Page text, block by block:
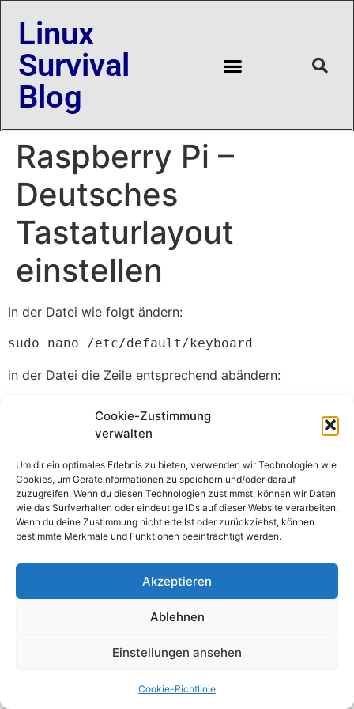
Cookie-Zustimmung
verwalten
Um dir ein optimales Erlebnis zu bieten, verwenden wir Technologien wie
Cookies, um Geräteinformationen zu speichern und/oder darauf
zuzugreifen. Wenn du diesen Technologien zustimmst, können wir Daten
wie das Surfverhalten oder eindeutige IDs auf dieser Website verarbeiten.
Wenn du deine Zustimmung nicht erteilst oder zurückziehst, können
bestimmte Merkmale und Funktionen beeinträchtigt werden.
Akzeptieren
Ablehnen
Einstellungen ansehen
Cookie-Richtlinie
Linux
Survival
Blog
Raspberry Pi –
Deutsches
Tastaturlayout
einstellen
In der Datei wie folgt ändern:
sudo nano /etc/default/keyboard
in der Datei die Zeile entsprechend abändern:
© All rights reserved 2023